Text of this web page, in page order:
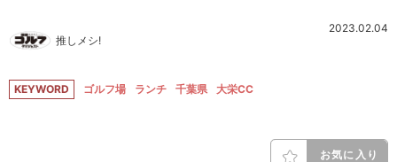
推しメシ!
2023.02.04
KEYWORD ゴルフ場 ランチ 千葉県 大栄CC
お気に入り